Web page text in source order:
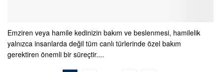
Emziren veya hamile kedinizin bakım ve beslenmesi, hamilelik
yalnızca insanlarda değil tüm canlı türlerinde özel bakım
gerektiren önemli bir süreçtir....